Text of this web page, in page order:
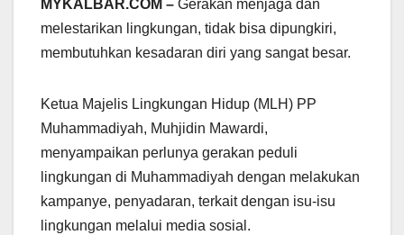
MYKALBAR.COM – Gerakan menjaga dan
melestarikan lingkungan, tidak bisa dipungkiri,
membutuhkan kesadaran diri yang sangat besar.
Ketua Majelis Lingkungan Hidup (MLH) PP
Muhammadiyah, Muhjidin Mawardi,
menyampaikan perlunya gerakan peduli
lingkungan di Muhammadiyah dengan melakukan
kampanye, penyadaran, terkait dengan isu-isu
lingkungan melalui media sosial.